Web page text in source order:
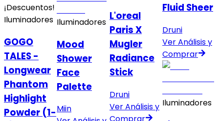
¡Descuentos!
Iluminadores
GOGO
TALES -
Longwear
Phantom
Highlight
Powder (1-
Iluminadores
Mood
Shower
Face
Palette
Miin
L'oreal
Paris X
Mugler
Radiance
Stick
Druni
Ver Análisis y
Comprar
Fluid Sheer
Druni
Ver Análisis y
Comprar
Iluminadores